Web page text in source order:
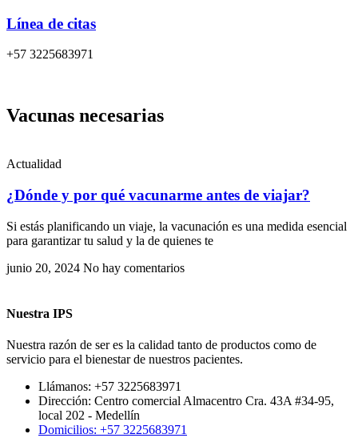
Línea de citas
+57 3225683971
Vacunas necesarias
Actualidad
¿Dónde y por qué vacunarme antes de viajar?
Si estás planificando un viaje, la vacunación es una medida esencial
para garantizar tu salud y la de quienes te
junio 20, 2024 No hay comentarios
Nuestra IPS
Nuestra razón de ser es la calidad tanto de productos como de
servicio para el bienestar de nuestros pacientes.
Llámanos: +57 3225683971
Dirección: Centro comercial Almacentro Cra. 43A #34-95,
local 202 - Medellín
Domicilios: +57 3225683971